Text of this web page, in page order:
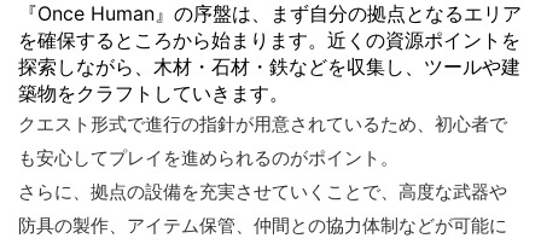
『Once Human』の序盤は、まず自分の拠点となるエリア
を確保するところから始まります。近くの資源ポイントを
探索しながら、木材・石材・鉄などを収集し、ツールや建
築物をクラフトしていきます。
クエスト形式で進行の指針が用意されているため、初心者で
も安心してプレイを進められるのがポイント。
さらに、拠点の設備を充実させていくことで、高度な武器や
防具の製作、アイテム保管、仲間との協力体制などが可能に